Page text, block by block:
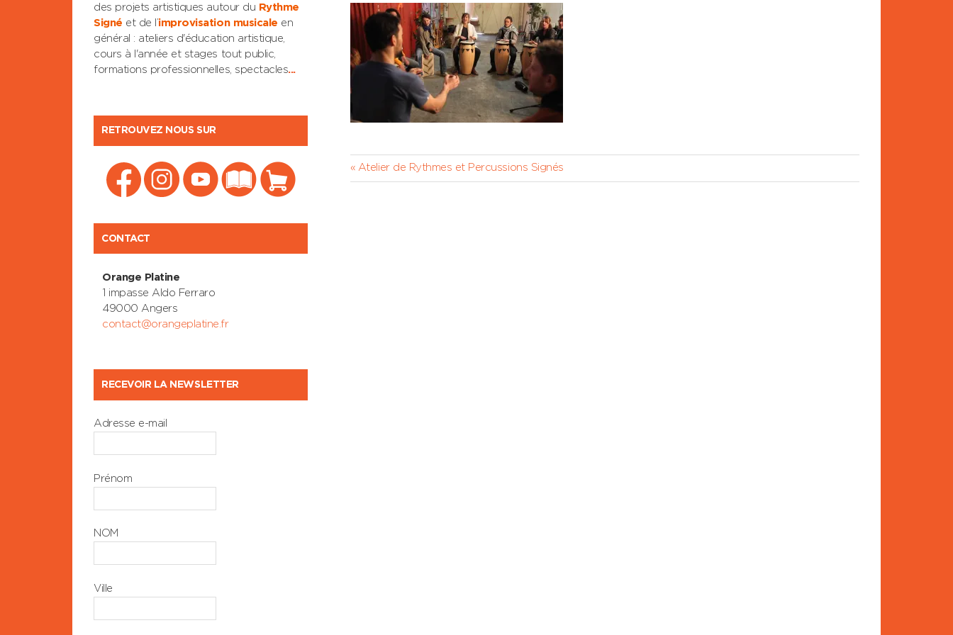
Navigation
Previous
Post:
Atelier de Rythmes et Percussions Signés
des projets artistiques autour du Rythme
Signé et de l’improvisation musicale en
général : ateliers d'éducation artistique,
cours à l'année et stages tout public,
formations professionnelles, spectacles...
RETROUVEZ NOUS SUR
CONTACT
Orange Platine
1 impasse Aldo Ferraro
49000 Angers
contact@orangeplatine.fr
RECEVOIR LA NEWSLETTER
Adresse e-mail
Prénom
NOM
Ville